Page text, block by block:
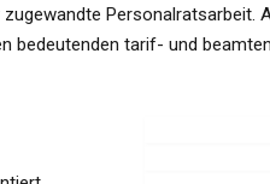
Personalratsarbeit.
bedeutenden tarif- und